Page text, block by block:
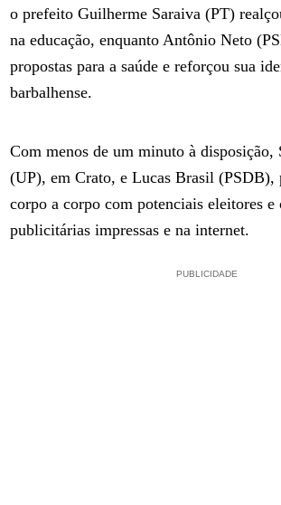
o prefeito Guilherme Saraiva (PT)
na educação, enquanto Antônio Neto
propostas para a saúde e reforçou sua
barbalhense.
Com menos de um minuto à disposição,
(UP), em Crato, e Lucas Brasil (PSDB),
corpo a corpo com potenciais eleitores e
publicitárias impressas e na internet.
PUBLICIDADE